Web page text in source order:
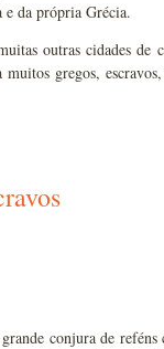
e da própria Grécia.
outras cidades
gregos,
conjura de